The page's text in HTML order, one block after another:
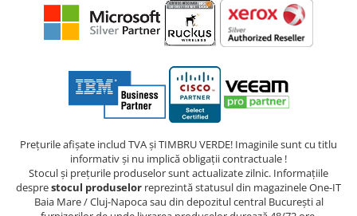
Prețurile afișate includ TVA și TIMBRU VERDE! Imaginile sunt cu titlu
informativ și nu implică obligații contractuale !
Stocul și prețurile produselor sunt actualizate zilnic. Informațiile
desprestocul produselor reprezintă statusul din magazinele One-IT
Baia Mare / Cluj-Napoca sau din depozitul central București al